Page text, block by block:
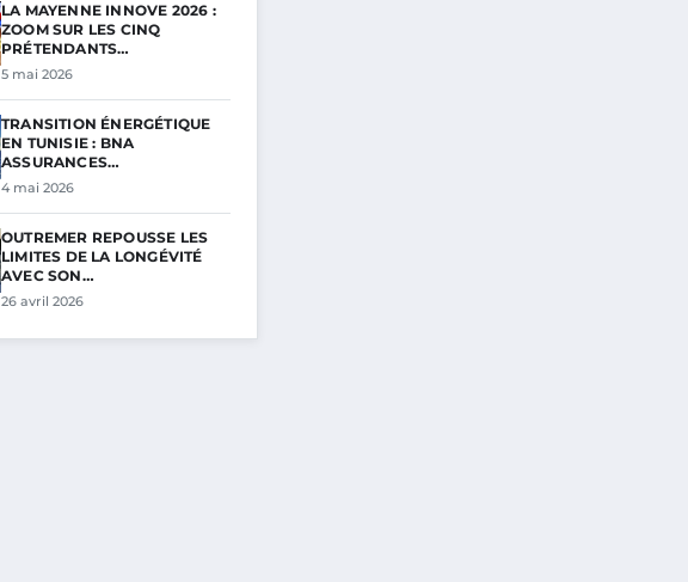
LA MAYENNE INNOVE 2026 :
ZOOM SUR LES CINQ
PRÉTENDANTS…
5 mai 2026
TRANSITION ÉNERGÉTIQUE
EN TUNISIE : BNA
ASSURANCES…
4 mai 2026
OUTREMER REPOUSSE LES
LIMITES DE LA LONGÉVITÉ
AVEC SON…
26 avril 2026